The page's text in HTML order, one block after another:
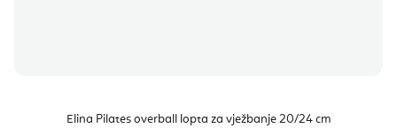
Elina Pilates overball lopta za vježbanje 20/24 cm